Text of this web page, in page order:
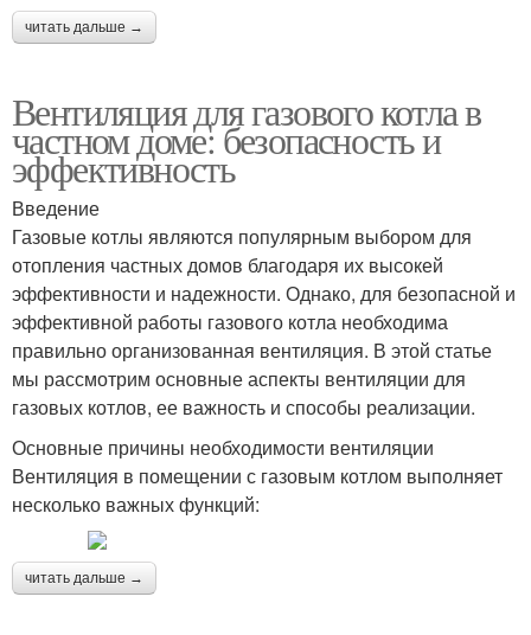
читать дальше →
Вентиляция для газового котла в
частном доме: безопасность и
эффективность
Введение
Газовые котлы являются популярным выбором для
отопления частных домов благодаря их высокей
эффективности и надежности. Однако, для безопасной и
эффективной работы газового котла необходима
правильно организованная вентиляция. В этой статье
мы рассмотрим основные аспекты вентиляции для
газовых котлов, ее важность и способы реализации.
Основные причины необходимости вентиляции
Вентиляция в помещении с газовым котлом выполняет
несколько важных функций:
читать дальше →